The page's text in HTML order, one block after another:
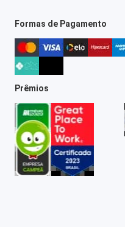
Formas de Pagamento
Prêmios